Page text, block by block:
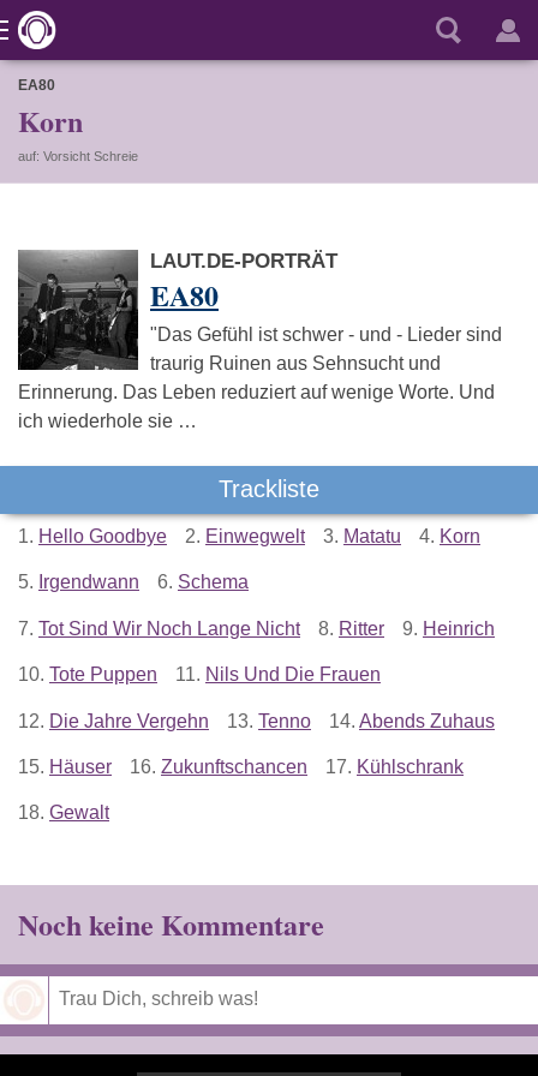
EA80
Korn
auf: Vorsicht Schreie
LAUT.DE-PORTRÄT
EA80
"Das Gefühl ist schwer - und - Lieder sind
traurig Ruinen aus Sehnsucht und
Erinnerung. Das Leben reduziert auf wenige Worte. Und
ich wiederhole sie …
Trackliste
1. Hello Goodbye 2. Einwegwelt 3. Matatu 4. Korn
5. Irgendwann 6. Schema
7. Tot Sind Wir Noch Lange Nicht 8. Ritter 9. Heinrich
10. Tote Puppen 11. Nils Und Die Frauen
12. Die Jahre Vergehn 13. Tenno 14. Abends Zuhaus
15. Häuser 16. Zukunftschancen 17. Kühlschrank
18. Gewalt
Noch keine Kommentare